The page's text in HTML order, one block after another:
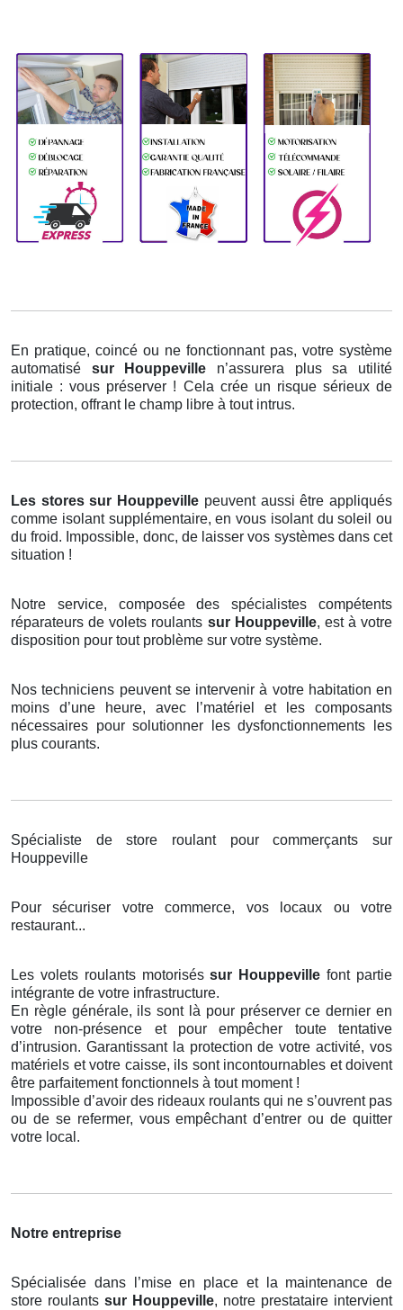
En pratique, coincé ou ne fonctionnant pas, votre système
automatisé sur Houppeville n’assurera plus sa utilité
initiale : vous préserver ! Cela crée un risque sérieux de
protection, offrant le champ libre à tout intrus.
Les stores sur Houppeville peuvent aussi être appliqués
comme isolant supplémentaire, en vous isolant du soleil ou
du froid. Impossible, donc, de laisser vos systèmes dans cet
situation !
Notre service, composée des spécialistes compétents
réparateurs de volets roulants sur Houppeville, est à votre
disposition pour tout problème sur votre système.
Nos techniciens peuvent se intervenir à votre habitation en
moins d’une heure, avec l’matériel et les composants
nécessaires pour solutionner les dysfonctionnements les
plus courants.
Spécialiste de store roulant pour commerçants sur
Houppeville
Pour sécuriser votre commerce, vos locaux ou votre
restaurant...
Les volets roulants motoriséssur Houppevillefont partie
intégrante de votre infrastructure.
En règle générale, ils sont là pour préserver ce dernier en
votre non-présence et pour empêcher toute tentative
d’intrusion. Garantissant la protection de votre activité, vos
matériels et votre caisse, ils sont incontournables et doivent
être parfaitement fonctionnels à tout moment !
Impossible d’avoir des rideaux roulants qui ne s’ouvrent pas
ou de se refermer, vous empêchant d’entrer ou de quitter
votre local.
Notre entreprise
Spécialisée dans l’mise en place et la maintenance de
store roulants sur Houppeville, notre prestataire intervient